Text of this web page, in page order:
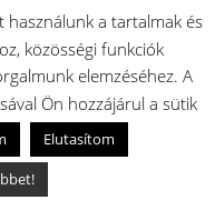
RQ-
72WC4SHA/CVA1-
006
RQ-
72WC4SHA/CVA1-
használunk a tartalmak és
közösségi funkciók
elemzéséhez. A
Ön hozzájárul a sütik
Elutasítom